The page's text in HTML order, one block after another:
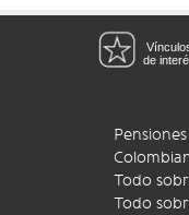
de
Todo
Todo